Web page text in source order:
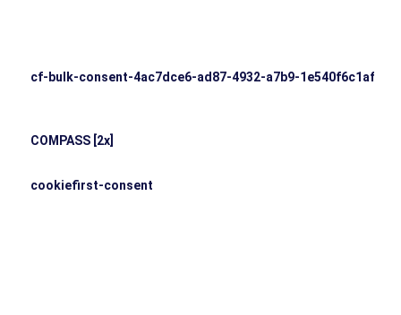
cf-bulk-consent-4ac7dce6-ad87-4932-a7b9-1e540f6c1af8
COMPASS [2x]
cookiefirst-consent